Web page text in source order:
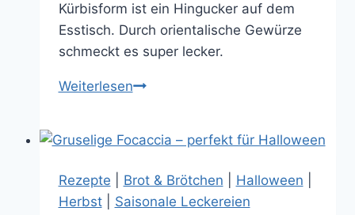
Kürbisform ist ein Hingucker auf dem
Esstisch. Durch orientalische Gewürze
schmeckt es super lecker.
WeiterlesenLeckeres
hübscher
Kürbisform
–
Rezepte Brot & Brötchen Halloween
Herbst| Saisonale Leckereien